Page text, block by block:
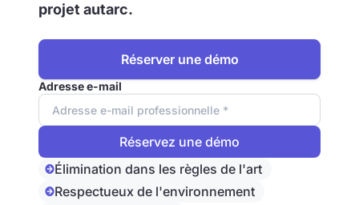
projet autarc.
Réserver une démo
Adresse e-mail
Élimination dans les règles de l'art
Respectueux de l'environnement